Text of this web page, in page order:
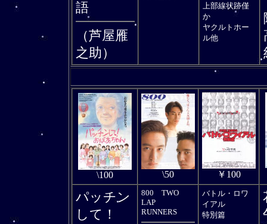
語
（芦屋雁
之助）
上部線状跡僅
か
ヤクルトホー
ル他
\100 \50 ￥100
パッチン
して！
800 TWO
LAP
RUNNERS
バトル・ロワ
イアル
特別篇